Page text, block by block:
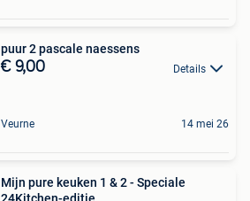
puur 2 pascale naessens
€ 9,00 Details
Veurne 14 mei 26
Mijn pure keuken 1 & 2 - Speciale